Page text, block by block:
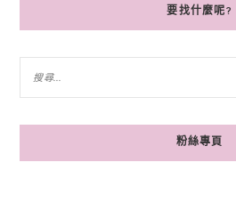
要找什麼呢?
粉絲專頁